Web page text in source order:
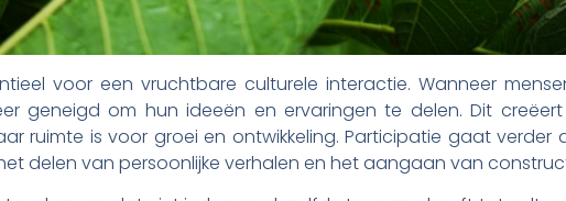
voor een vruchtbare culturele interactie. Wanneer
geneigd om hun ideeën en ervaringen te delen. Dit
ruimte is voor groei en ontwikkeling. Participatie gaat verder
delen van persoonlijke verhalen en het aangaan van